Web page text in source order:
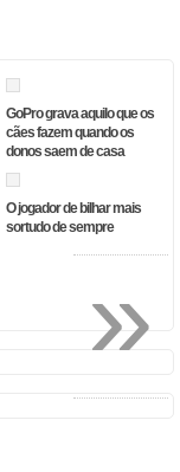
GoPro grava aquilo que os
cães fazem quando os
donos saem de casa
O jogador de bilhar mais
sortudo de sempre
»